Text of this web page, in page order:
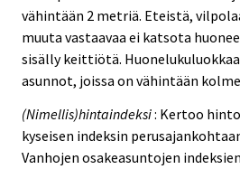
vähintään 2 metriä. Eteistä,
muuta vastaavaa ei katsota
sisälly keittiötä.
asunnot, joissa on vähintään
(Nimellis)hintaindeksi: Kertoo
kyseisen indeksin
Vanhojen osakeasuntojen